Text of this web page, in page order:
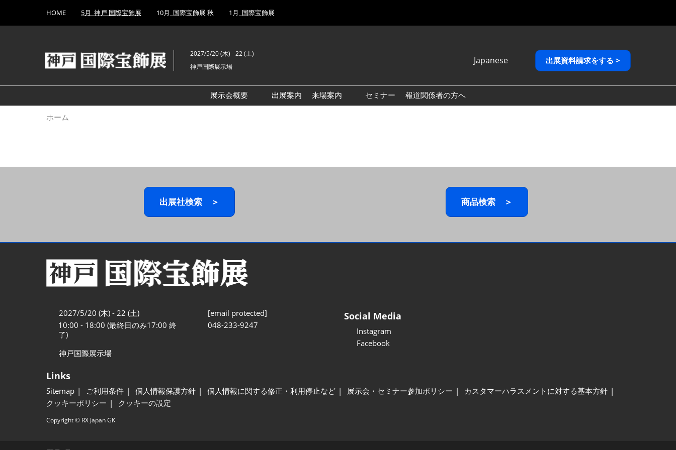
キ
し
て
to
HOME 5月_神戸 国際宝飾展 10月_国際宝飾展 秋 1月_国際宝飾展
2027/5/20 (木) - 22 (土)
神戸国際展示場
Japanese
English
繁體中文
出展資料請求をする >
展示会概要
出展案内
来場案内
セミナー 報道関係者の方へ
ホーム
出展社検索 ＞ 商品検索 ＞
2027/5/20 (木) - 22 (土)
10:00 - 18:00 (最終日のみ17:00 終
了)
神戸国際展示場
[email protected]
048-233-9247
Social Media
Instagram
Facebook
Links
Sitemap ご利用条件 個人情報保護方針 個人情報に関する修正・利用停止など 展示会・セミナー参加ポリシー
カスタマーハラスメントに対する基本方針
クッキーポリシー
クッキーの設定
Copyright © RX Japan GK